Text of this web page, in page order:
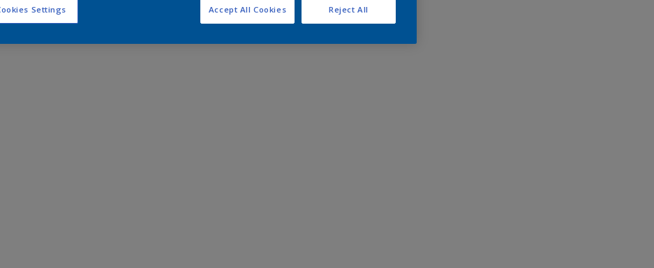
Settings Reject All
Accept All Cookies